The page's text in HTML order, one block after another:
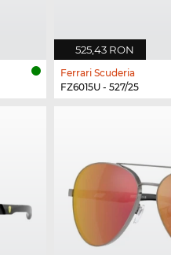
525,43 RON
Ferrari Scuderia
FZ6015U - 527/25